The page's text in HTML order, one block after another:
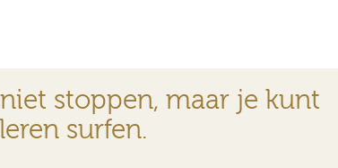
stoppen, maar je kunt
surfen.